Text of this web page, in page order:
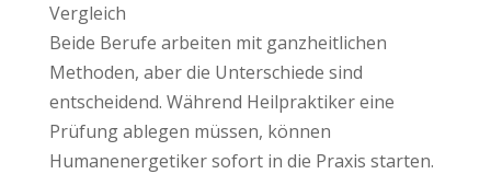
Vergleich
Beide Berufe arbeiten mit ganzheitlichen
Methoden, aber die Unterschiede sind
entscheidend. Während Heilpraktiker eine
Prüfung ablegen müssen, können
Humanenergetiker sofort in die Praxis starten.